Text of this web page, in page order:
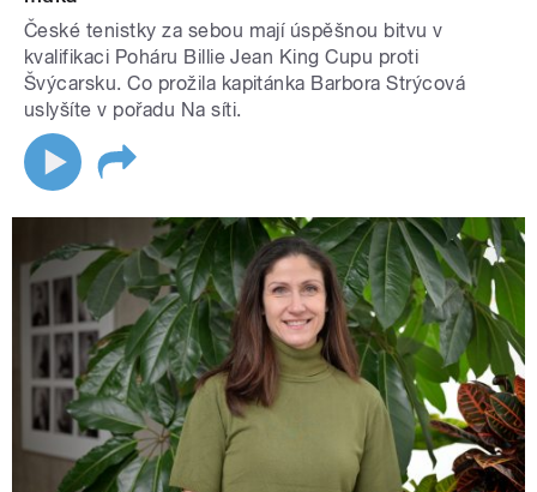
České tenistky za sebou mají úspěšnou bitvu v
kvalifikaci Poháru Billie Jean King Cupu proti
Švýcarsku. Co prožila kapitánka Barbora Strýcová
uslyšíte v pořadu Na síti.